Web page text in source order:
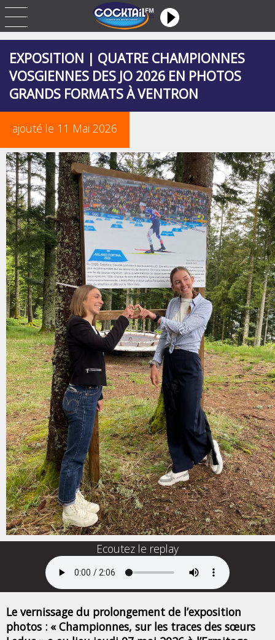
EXPOSITION | QUATRE CHAMPIONNES
VOSGIENNES DES JO 2026 EN PHOTOS
GRANDS FORMATS À VENTRON
ajouté le 11 Mai 2026
Ecoutez le replay
Le vernissage du prolongement de l’exposition
photos : « Championnes, sur les traces des sœurs